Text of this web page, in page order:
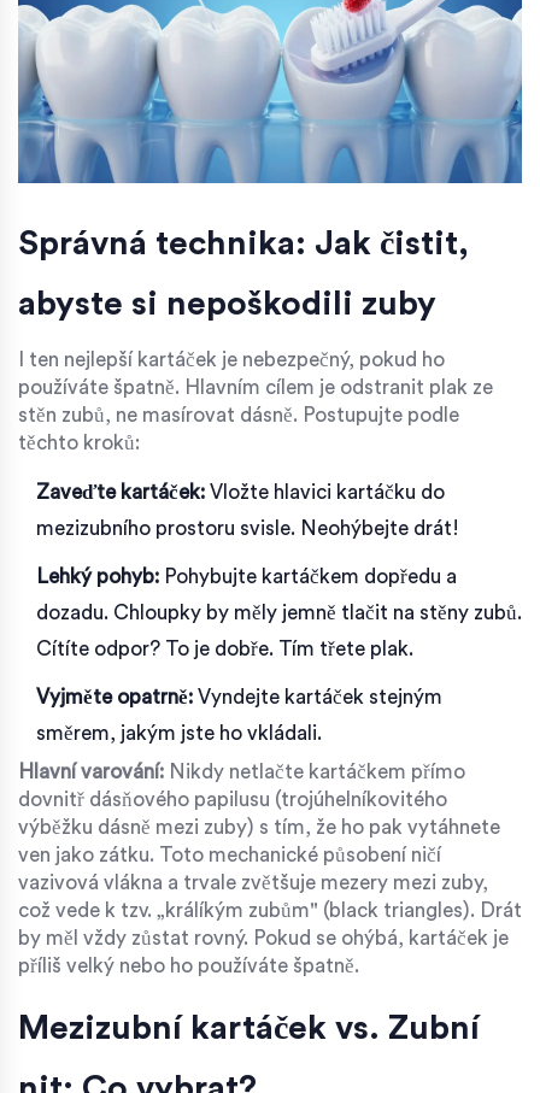
Správná technika: Jak čistit,
abyste si nepoškodili zuby
I ten nejlepší kartáček je nebezpečný, pokud ho
používáte špatně. Hlavním cílem je odstranit plak ze
stěn zubů, ne masírovat dásně. Postupujte podle
těchto kroků:
Zaveďte kartáček: Vložte hlavici kartáčku do
mezizubního prostoru svisle. Neohýbejte drát!
Lehký pohyb: Pohybujte kartáčkem dopředu a
dozadu. Chloupky by měly jemně tlačit na stěny zubů.
Cítíte odpor? To je dobře. Tím třete plak.
Vyjměte opatrně: Vyndejte kartáček stejným
směrem, jakým jste ho vkládali.
Hlavní varování: Nikdy netlačte kartáčkem přímo
dovnitř dásňového papilusu (trojúhelníkovitého
výběžku dásně mezi zuby) s tím, že ho pak vytáhnete
ven jako zátku. Toto mechanické působení ničí
vazivová vlákna a trvale zvětšuje mezery mezi zuby,
což vede k tzv. „králíkým zubům" (black triangles). Drát
by měl vždy zůstat rovný. Pokud se ohýbá, kartáček je
příliš velký nebo ho používáte špatně.
Mezizubní kartáček vs. Zubní